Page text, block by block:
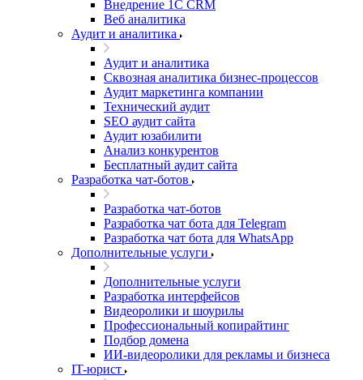
Внедрение 1C CRM
Веб аналитика
Аудит и аналитика
Аудит и аналитика
Сквозная аналитика бизнес-процессов
Аудит маркетинга компании
Технический аудит
SEO аудит сайта
Аудит юзабилити
Анализ конкурентов
Бесплатный аудит сайта
Разработка чат-ботов
Разработка чат-ботов
Разработка чат бота для Telegram
Разработка чат бота для WhatsApp
Дополнительные услуги
Дополнительные услуги
Разработка интерфейсов
Видеоролики и шоурилы
Профессиональный копирайтинг
Подбор домена
ИИ-видеоролики для рекламы и бизнеса
IT-юрист